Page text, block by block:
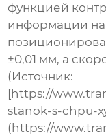
функцией
информации на
±0,01 мм, а
(Источник:
[https://
stanok-s-chpu-
(https://